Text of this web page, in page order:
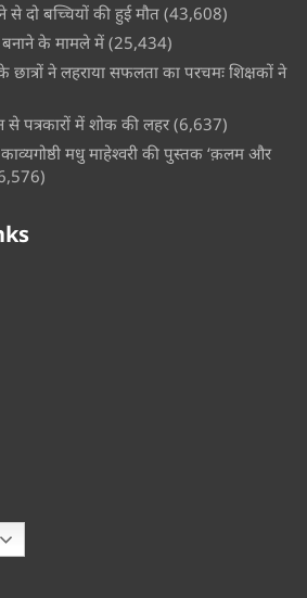
दो बच्चियों की हुई मौत (43,608)
के मामले में (25,434)
ने लहराया सफलता का परचमः शिक्षकों ने
से पत्रकारों में शोक की लहर (6,637)
मधु माहेश्वरी की पुस्तक ‘क़लम और